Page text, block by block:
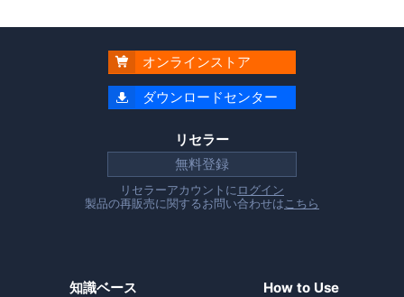
 オンラインストア
 ダウンロードセンター
リセラー
無料登録
リセラーアカウントに ログイン
製品の再販売に関するお問い合わせは こちら
知識ベース How to Use